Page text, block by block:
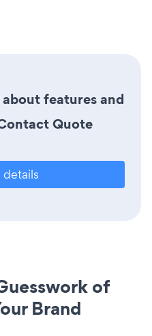
features and
Quote
details
of
Brand